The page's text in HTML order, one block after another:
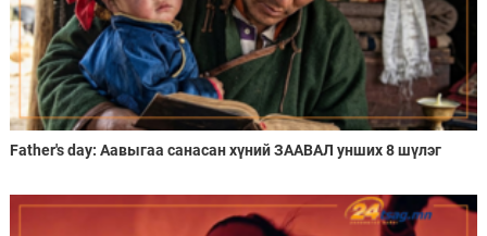
Father's day: Аавыгаа санасан хүний ЗААВАЛ унших 8 шүлэг